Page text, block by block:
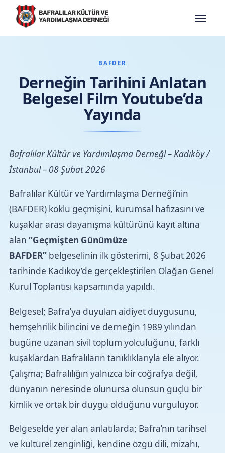
BAFDER
Tüzüğümüz
BAFDER
Derneğin Tarihini Anlatan
Belgesel Film Youtube’da
Yayında
Bafralılar Kültür ve Yardımlaşma Derneği – Kadıköy /
İstanbul – 08 Şubat 2026
Bafralılar Kültür ve Yardımlaşma Derneği’nin
(BAFDER) köklü geçmişini, kurumsal hafızasını ve
kuşaklar arası dayanışma kültürünü kayıt altına
alan “Geçmişten Günümüze
BAFDER”belgeselinin ilk gösterimi, 8 Şubat 2026
tarihinde Kadıköy’de gerçekleştirilen Olağan Genel
Kurul Toplantısı kapsamında yapıldı.
Belgesel; Bafra’ya duyulan aidiyet duygusunu,
hemşehrilik bilincini ve derneğin 1989 yılından
bugüne uzanan sivil toplum yolculuğunu, farklı
kuşaklardan Bafralıların tanıklıklarıyla ele alıyor.
Çalışma; Bafralılığın yalnızca bir coğrafya değil,
dünyanın neresinde olunursa olunsun güçlü bir
kimlik ve ortak bir duygu olduğunu vurguluyor.
Belgeselde yer alan anlatılarda; Bafra’nın tarihsel
ve kültürel zenginliği, kendine özgü dili, mizahı,